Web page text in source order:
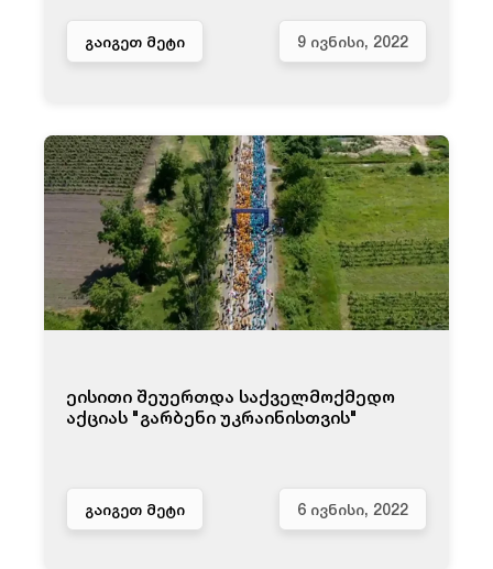
ᲒᲐᲘᲒᲔᲗ ᲛᲔᲢᲘ 9 ᲘᲕᲜᲘᲡᲘ, 2022
ეისითი შეუერთდა საქველმოქმედო
აქციას "გარბენი უკრაინისთვის"
ᲒᲐᲘᲒᲔᲗ ᲛᲔᲢᲘ 6 ᲘᲕᲜᲘᲡᲘ, 2022